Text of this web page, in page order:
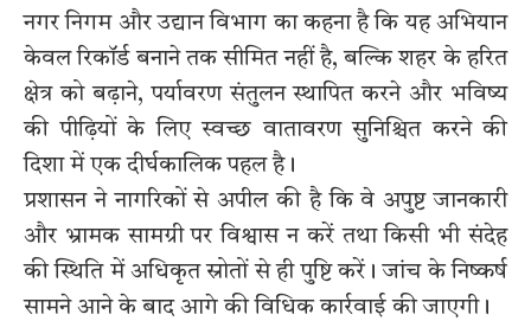
नगर निगम और उद्यान विभाग का कहना है कि यह अभियान
केवल रिकॉर्ड बनाने तक सीमित नहीं है, बल्कि शहर के हरित
क्षेत्र को बढ़ाने, पर्यावरण संतुलन स्थापित करने और भविष्य
की पीढ़ियों के लिए स्वच्छ वातावरण सुनिश्चित करने की
दिशा में एक दीर्घकालिक पहल है।
प्रशासन ने नागरिकों से अपील की है कि वे अपुष्ट जानकारी
और भ्रामक सामग्री पर विश्वास न करें तथा किसी भी संदेह
की स्थिति में अधिकृत स्रोतों से ही पुष्टि करें। जांच के निष्कर्ष
सामने आने के बाद आगे की विधिक कार्रवाई की जाएगी।